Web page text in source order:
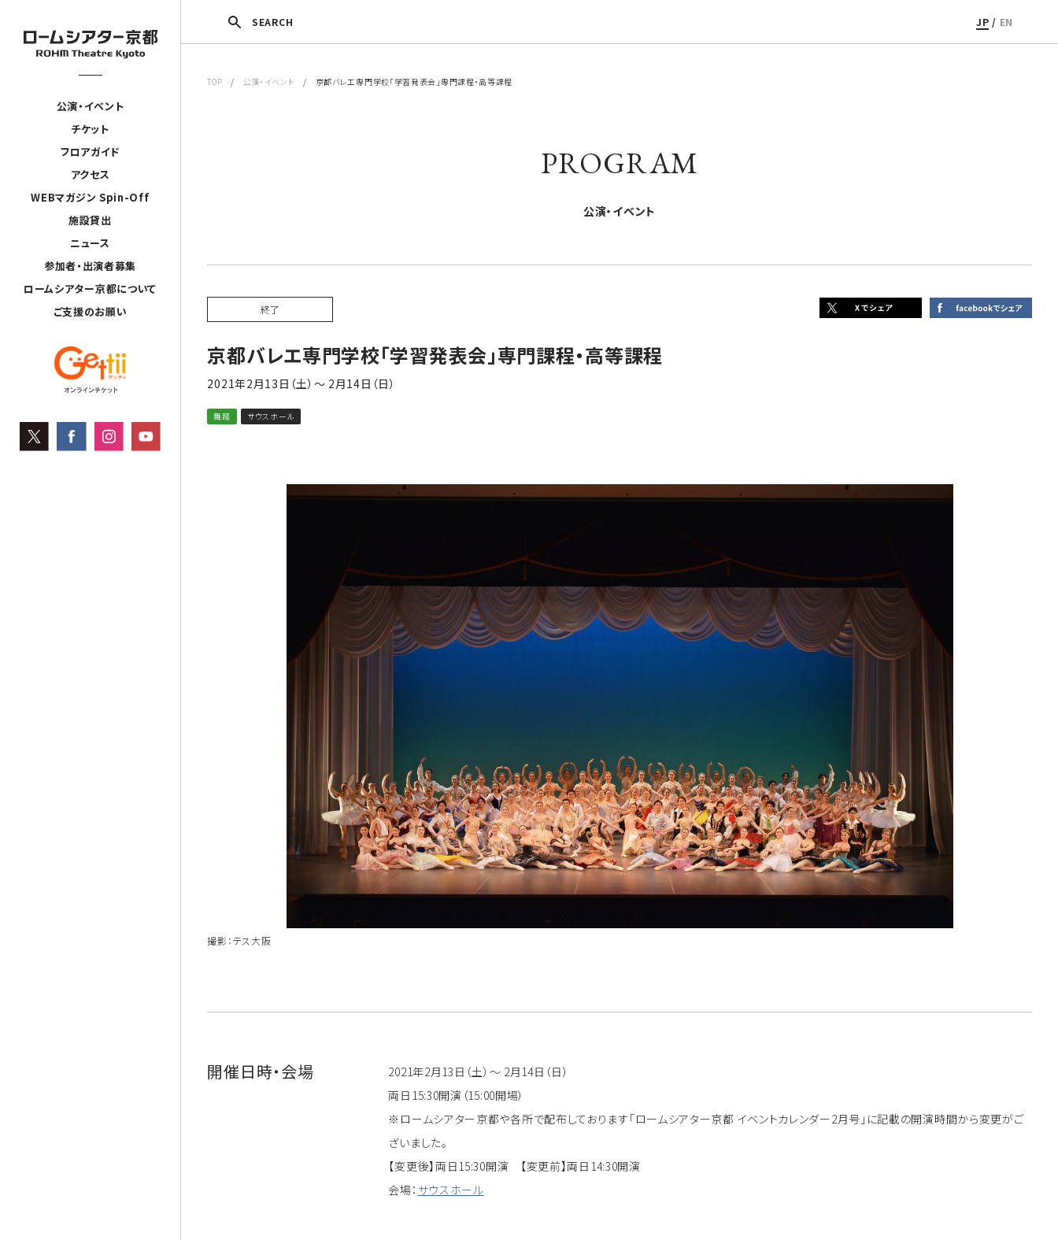
公演・イベント
チケット
フロアガイド
アクセス
WEBマガジン Spin-Off
施設貸出
ニュース
参加者・出演者募集
ロームシアター京都について
ご支援のお願い
SEARCH JP / EN
TOP / 公演・イベント / 京都バレエ専門学校「学習発表会」専門課程・高等課程
PROGRAM
公演・イベント
終了
京都バレエ専門学校「学習発表会」専門課程・高等課程
2021年2月13日（土）～ 2月14日（日）
舞踊 サウスホール
撮影：テス大阪
開催日時・会場
2021年2月13日（土）～ 2月14日（日）
両日15:30開演（15:00開場）
※ロームシアター京都や各所で配布しております「ロームシアター京都 イベントカレンダー2月号」に記載の開演時間から変更がご
ざいました。
【変更後】両日15:30開演 【変更前】両日14:30開演
会場： サウスホール